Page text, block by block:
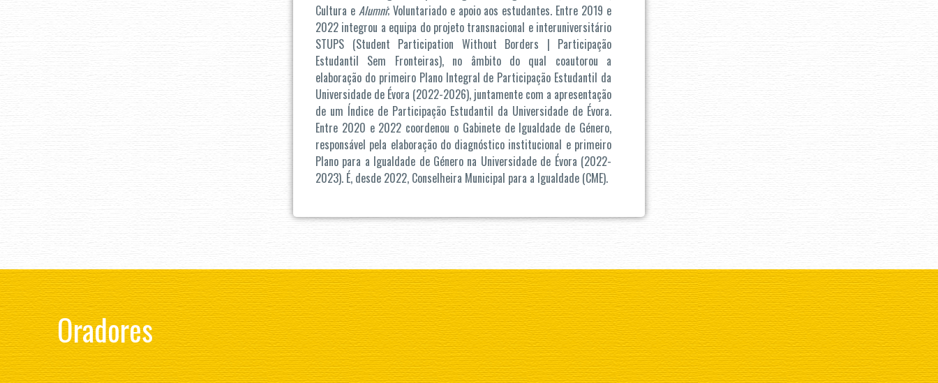
Cultura e Alumni; Voluntariado e apoio aos estudantes. Entre 2019 e
2022 integrou a equipa do projeto transnacional e interuniversitário
STUPS (Student Participation Without Borders | Participação
Estudantil Sem Fronteiras), no âmbito do qual coautorou a
elaboração do primeiro Plano Integral de Participação Estudantil da
Universidade de Évora (2022-2026), juntamente com a apresentação
de um Índice de Participação Estudantil da Universidade de Évora.
Entre 2020 e 2022 coordenou o Gabinete de Igualdade de Género,
responsável pela elaboração do diagnóstico institucional e primeiro
Plano para a Igualdade de Género na Universidade de Évora (2022-
2023). É, desde 2022, Conselheira Municipal para a Igualdade (CME).
Oradores